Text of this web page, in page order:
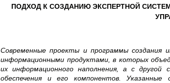
ПОДХОД К СОЗДАНИЮ ЭКСПЕРТНОЙ
Современные проекты и программы создания
информационными продуктами, в которых
их информационного наполнения, а с другой
обеспечения и его компонентов. Указанные